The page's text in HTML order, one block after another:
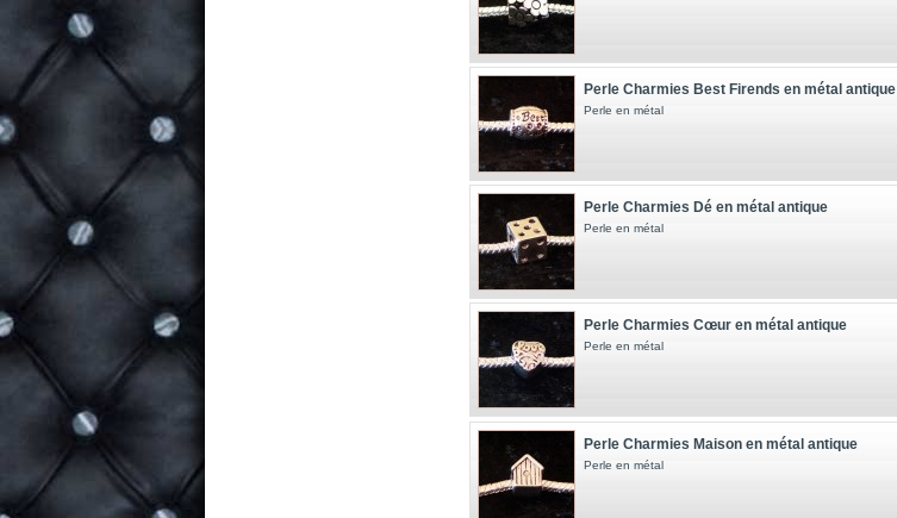
Perle Charmies Best Firends en métal antique
Perle en métal
Perle Charmies Dé en métal antique
Perle en métal
Perle Charmies Cœur en métal antique
Perle en métal
Perle Charmies Maison en métal antique
Perle en métal